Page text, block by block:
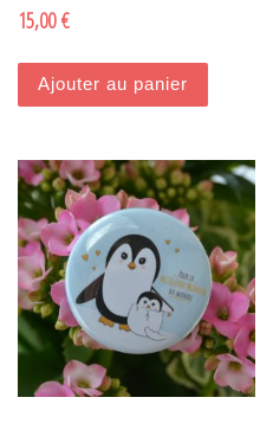
15,00€
Ajouter au panier